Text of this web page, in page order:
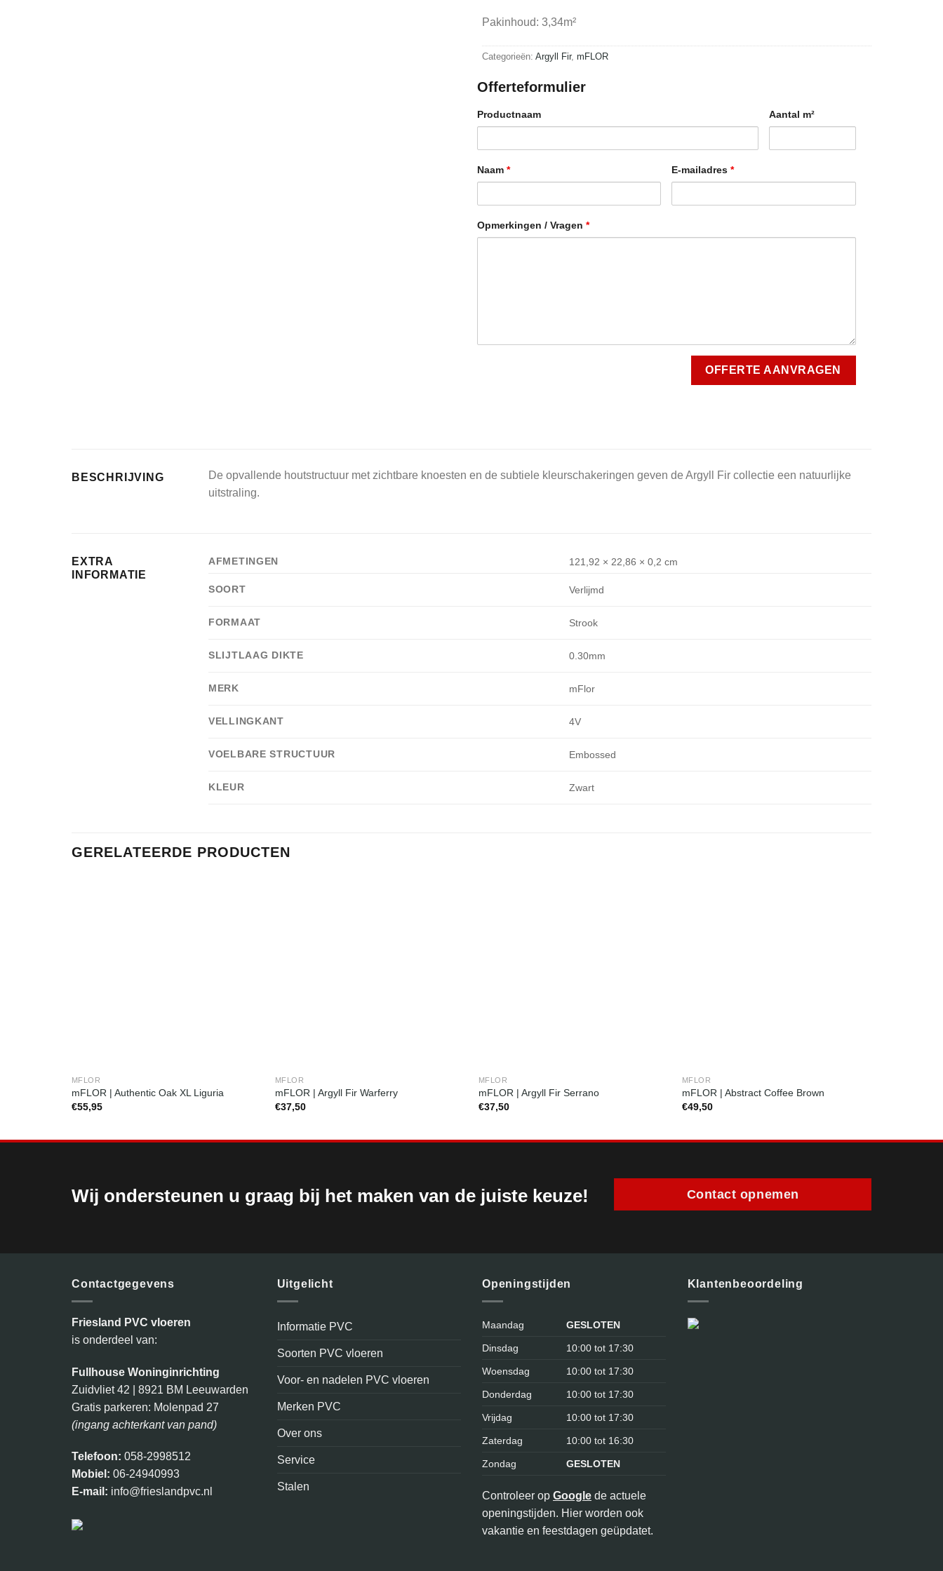
Pakinhoud: 3,34m²
Categorieën: Argyll Fir, mFLOR
Offerteformulier
Productnaam Aantal m²
Naam * E-mailadres *
Opmerkingen / Vragen *
BESCHRIJVING
De opvallende houtstructuur met zichtbare knoesten en de subtiele kleurschakeringen geven de Argyll Fir collectie een natuurlijke
uitstraling.
EXTRA
INFORMATIE
AFMETINGEN 121,92 × 22,86 × 0,2 cm
SOORT Verlijmd
FORMAAT Strook
SLIJTLAAG DIKTE 0.30mm
MERK mFlor
VELLINGKANT 4V
VOELBARE STRUCTUUR Embossed
KLEUR Zwart
GERELATEERDE PRODUCTEN
MFLOR
mFLOR | Authentic Oak XL Liguria
€55,95
MFLOR
mFLOR | Argyll Fir Warferry
€37,50
MFLOR
mFLOR | Argyll Fir Serrano
€37,50
MFLOR
mFLOR | Abstract Coffee Brown
€49,50
Wij ondersteunen u graag bij het maken van de juiste keuze! Contact opnemen
Contactgegevens
Friesland PVC vloeren
is onderdeel van:
Fullhouse Woninginrichting
Zuidvliet 42 | 8921 BM Leeuwarden
Gratis parkeren: Molenpad 27
(ingang achterkant van pand)
Telefoon: 058-2998512
Mobiel: 06-24940993
E-mail: info@frieslandpvc.nl
Uitgelicht
Informatie PVC
Soorten PVC vloeren
Voor- en nadelen PVC vloeren
Merken PVC
Over ons
Service
Stalen
Openingstijden
Maandag GESLOTEN
Dinsdag 10:00 tot 17:30
Woensdag 10:00 tot 17:30
Donderdag 10:00 tot 17:30
Vrijdag 10:00 tot 17:30
Zaterdag 10:00 tot 16:30
Zondag GESLOTEN
Controleer op Google de actuele
openingstijden. Hier worden ook
vakantie en feestdagen geüpdatet.
Klantenbeoordeling